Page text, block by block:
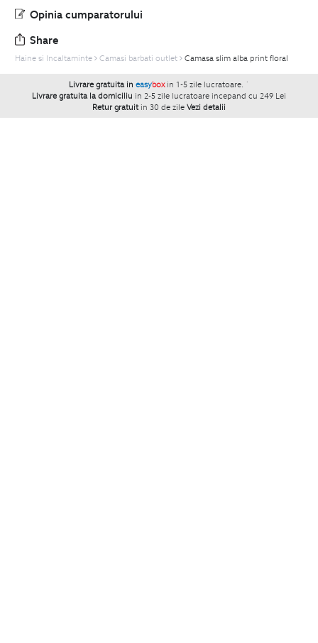
Opinia cumparatorului
Share
Haine si Incaltaminte Camasi barbati outlet Camasa slim alba print floral
Livrare gratuita in easybox in 1-5 zile lucratoare. `
Livrare gratuita la domiciliu in 2-5 zile lucratoare incepand cu 249 Lei
Retur gratuit in 30 de zile Vezi detalii